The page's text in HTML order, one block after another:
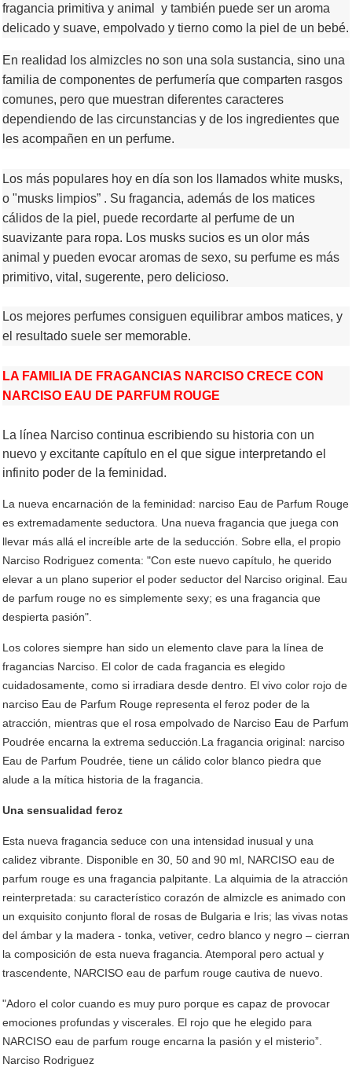
fragancia primitiva y animal y también puede ser un aroma
delicado y suave, empolvado y tierno como la piel de un bebé.
En realidad los almizcles no son una sola sustancia, sino una
familia de componentes de perfumería que comparten rasgos
comunes, pero que muestran diferentes caracteres
dependiendo de las circunstancias y de los ingredientes que
les acompañen en un perfume.
Los más populares hoy en día son los llamados white musks,
o "musks limpios” . Su fragancia, además de los matices
cálidos de la piel, puede recordarte al perfume de un
suavizante para ropa. Los musks sucios es un olor más
animal y pueden evocar aromas de sexo, su perfume es más
primitivo, vital, sugerente, pero delicioso.
Los mejores perfumes consiguen equilibrar ambos matices, y
el resultado suele ser memorable.
LA FAMILIA DE FRAGANCIAS NARCISO CRECE CON
NARCISO EAU DE PARFUM ROUGE
La línea Narciso continua escribiendo su historia con un
nuevo y excitante capítulo en el que sigue interpretando el
infinito poder de la feminidad.
La nueva encarnación de la feminidad: narciso Eau de Parfum Rouge
es extremadamente seductora. Una nueva fragancia que juega con
llevar más allá el increíble arte de la seducción. Sobre ella, el propio
Narciso Rodriguez comenta: "Con este nuevo capítulo, he querido
elevar a un plano superior el poder seductor del Narciso original. Eau
de parfum rouge no es simplemente sexy; es una fragancia que
despierta pasión".
Los colores siempre han sido un elemento clave para la línea de
fragancias Narciso. El color de cada fragancia es elegido
cuidadosamente, como si irradiara desde dentro. El vivo color rojo de
narciso Eau de Parfum Rouge representa el feroz poder de la
atracción, mientras que el rosa empolvado de Narciso Eau de Parfum
Poudrée encarna la extrema seducción.La fragancia original: narciso
Eau de Parfum Poudrée, tiene un cálido color blanco piedra que
alude a la mítica historia de la fragancia.
Una sensualidad feroz
Esta nueva fragancia seduce con una intensidad inusual y una
calidez vibrante. Disponible en 30, 50 and 90 ml, NARCISO eau de
parfum rouge es una fragancia palpitante. La alquimia de la atracción
reinterpretada: su característico corazón de almizcle es animado con
un exquisito conjunto floral de rosas de Bulgaria e Iris; las vivas notas
del ámbar y la madera - tonka, vetiver, cedro blanco y negro – cierran
la composición de esta nueva fragancia. Atemporal pero actual y
trascendente, NARCISO eau de parfum rouge cautiva de nuevo.
"Adoro el color cuando es muy puro porque es capaz de provocar
emociones profundas y viscerales. El rojo que he elegido para
NARCISO eau de parfum rouge encarna la pasión y el misterio”.
Narciso Rodriguez